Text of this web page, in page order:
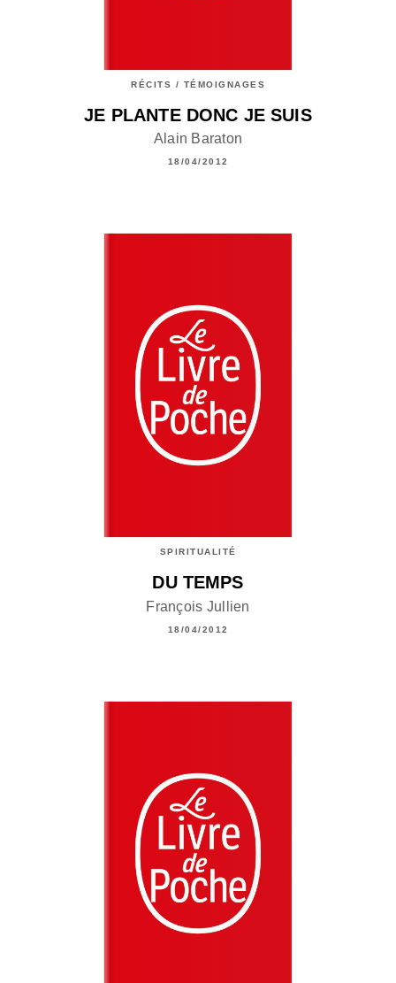
RÉCITS / TÉMOIGNAGES
JE PLANTE DONC JE SUIS
Alain Baraton
18/04/2012
SPIRITUALITÉ
DU TEMPS
François Jullien
18/04/2012